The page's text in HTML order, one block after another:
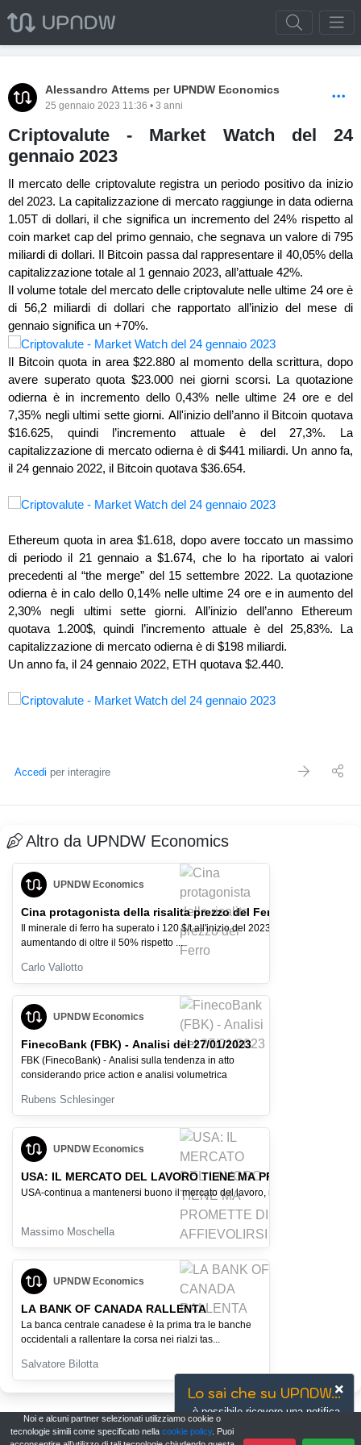
Alessandro Attems per UPNDW Economics
25 gennaio 2023 11:36 • 3 anni
Criptovalute - Market Watch del 24
gennaio 2023
Il mercato delle criptovalute registra un periodo positivo da inizio
del 2023. La capitalizzazione di mercato raggiunge in data odierna
1.05T di dollari, il che significa un incremento del 24% rispetto al
coin market cap del primo gennaio, che segnava un valore di 795
miliardi di dollari. Il Bitcoin passa dal rappresentare il 40,05% della
capitalizzazione totale al 1 gennaio 2023, all’attuale 42%.
Il volume totale del mercato delle criptovalute nelle ultime 24 ore è
di 56,2 miliardi di dollari che rapportato all’inizio del mese di
gennaio significa un +70%.
Il Bitcoin quota in area $22.880 al momento della scrittura, dopo
avere superato quota $23.000 nei giorni scorsi. La quotazione
odierna è in incremento dello 0,43% nelle ultime 24 ore e del
7,35% negli ultimi sette giorni. All'inizio dell’anno il Bitcoin quotava
$16.625, quindi l’incremento attuale è del 27,3%. La
capitalizzazione di mercato odierna è di $441 miliardi. Un anno fa,
il 24 gennaio 2022, il Bitcoin quotava $36.654.
Ethereum quota in area $1.618, dopo avere toccato un massimo
di periodo il 21 gennaio a $1.674, che lo ha riportato ai valori
precedenti al “the merge” del 15 settembre 2022. La quotazione
odierna è in calo dello 0,14% nelle ultime 24 ore e in aumento del
2,30% negli ultimi sette giorni. All’inizio dell’anno Ethereum
quotava 1.200$, quindi l’incremento attuale è del 25,83%. La
capitalizzazione di mercato odierna è di $198 miliardi.
Un anno fa, il 24 gennaio 2022, ETH quotava $2.440.
Accedi per interagire
Altro da UPNDW Economics
UPNDW Economics
Cina protagonista della risalita prezzo del Ferro
Il minerale di ferro ha superato i 120 $/t all'inizio del 2023,
aumentando di oltre il 50% rispetto ...
Carlo Vallotto
UPNDW Economics
FinecoBank (FBK) - Analisi del 27/01/2023
FBK (FinecoBank) - Analisi sulla tendenza in atto
considerando price action e analisi volumetrica
Rubens Schlesinger
UPNDW Economics
USA: IL MERCATO DEL LAVORO TIENE MA PROMETTE DI
USA-continua a mantenersi buono il mercato del lavoro, ma il PIL in
Massimo Moschella
UPNDW Economics
LA BANK OF CANADA RALLENTA
La banca centrale canadese è la prima tra le banche
occidentali a rallentare la corsa nei rialzi tas...
Salvatore Bilotta
Lo sai che su UPNDW...
è possibile ricevere una notifica
mobile alla rottura di un canale?
Noi e alcuni partner selezionati utilizziamo cookie o
tecnologie simili come specificato nella cookie policy. Puoi